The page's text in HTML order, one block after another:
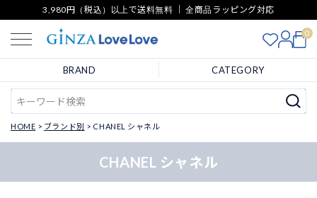
3,980円（税込）以上で送料無料 ｜ 全商品ラッピング対応
0
BRAND CATEGORY
HOME ブランド別 CHANEL シャネル
CHANEL シャネル